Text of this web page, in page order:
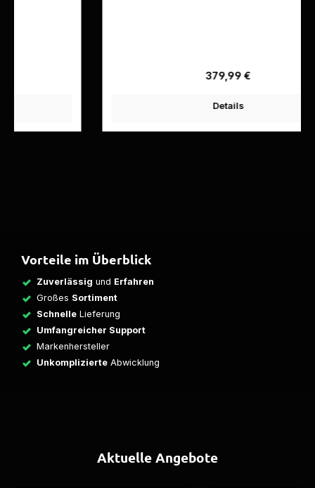
Regulärer Preis:
Vorteile im Überblick
Zuverlässig und Erfahren
Großes Sortiment
Schnelle Lieferung
Umfangreicher Support
Markenhersteller
Unkomplizierte Abwicklung
Aktuelle Angebote